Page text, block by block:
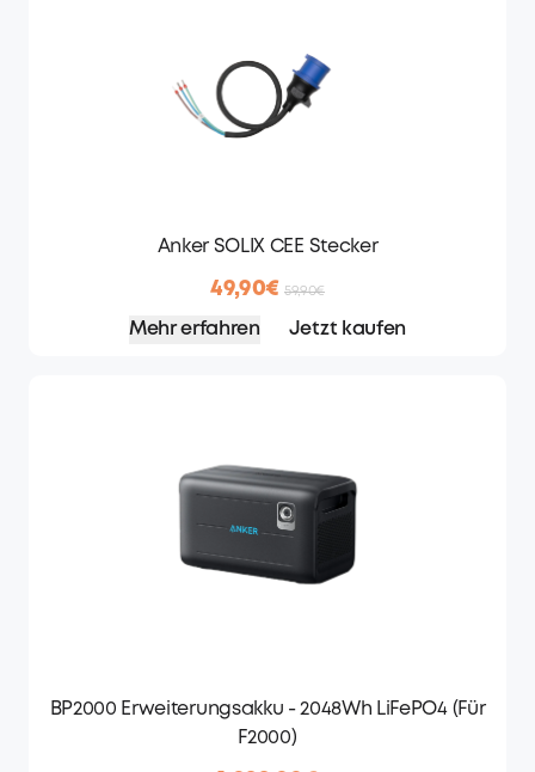
Anker SOLIX CEE Stecker
49,90€ 59,90€
Mehr erfahren Jetzt kaufen
BP2000 Erweiterungsakku - 2048Wh LiFePO4 (Für
F2000)